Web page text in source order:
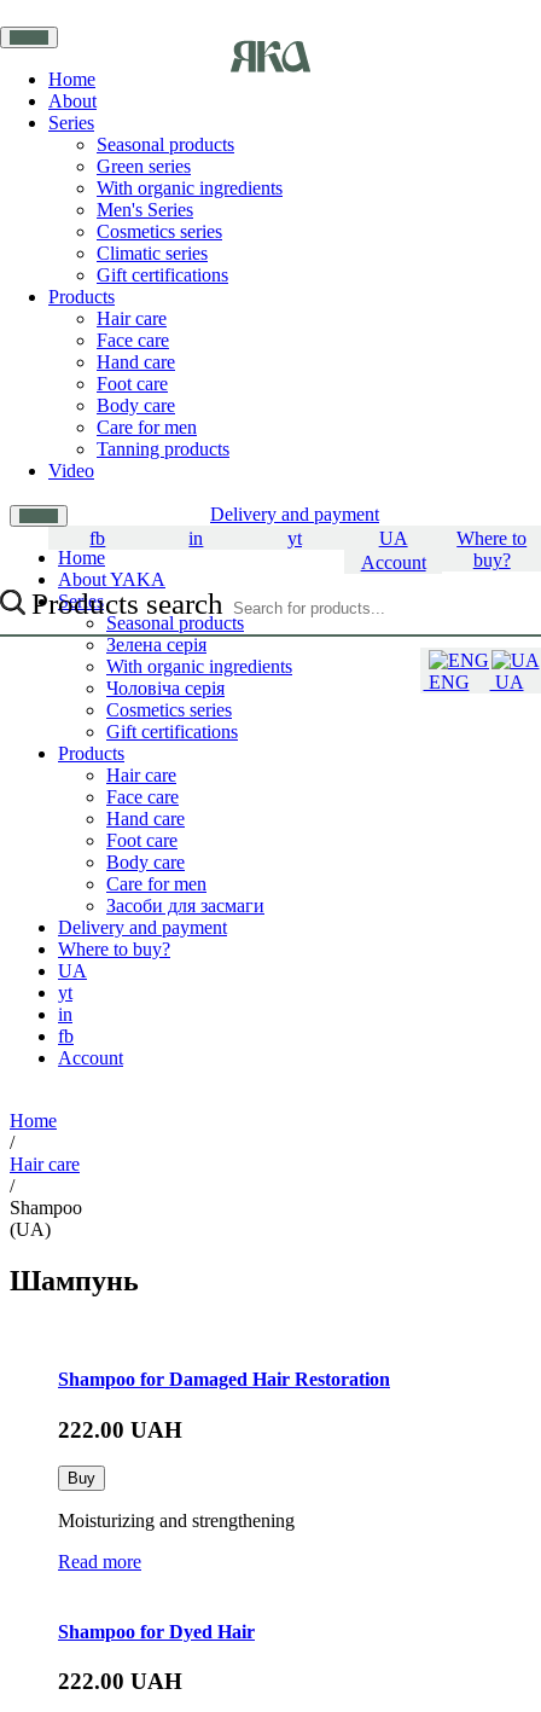
Home
About
Series
Seasonal products
Green series
With organic ingredients
Men's Series
Cosmetics series
Climatic series
Gift certifications
Products
Hair care
Face care
Hand care
Foot care
Body care
Care for men
Tanning products
Video
Delivery and payment
Where to
buy?
UA
UA
ENG
yt
in
fb
Account
Products search
Home
About YAKA
Series
Seasonal products
Зелена серія
With organic ingredients
Чоловіча серія
Cosmetics series
Gift certifications
Products
Hair care
Face care
Hand care
Foot care
Body care
Care for men
Засоби для засмаги
Delivery and payment
Where to buy?
UA
yt
in
fb
Account
Home
/
Hair care
/
Shampoo
(UA)
Шампунь
Shampoo for Damaged Hair Restoration
222.00 UAH
Buy
Moisturizing and strengthening
Read more
Shampoo for Dyed Hair
222.00 UAH